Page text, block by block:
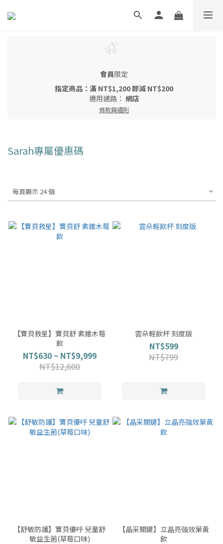
會員限定
指定商品：滿 NT$1,200 即減 NT$200
適用通路： 網店
條款與細則
Sarah專屬優惠碼
每頁顯示 24 個
【寶貝救星】寶貝舒 紫錐木莓
飲
NT$630 ~ NT$9,999
NT$12,600
雲朵輕飲杯 刻度版
NT$599
NT$799
【舒敏防護】寶貝優呼 兒童舒
敏益生菌(草莓口味)
【晶采關鍵】立晶亮強效葉黃
飲